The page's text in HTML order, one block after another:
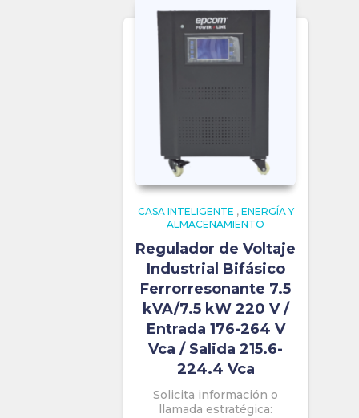
CASA INTELIGENTE , ENERGÍA Y
ALMACENAMIENTO
Regulador de Voltaje
Industrial Bifásico
Ferrorresonante 7.5
kVA/7.5 kW 220 V /
Entrada 176-264 V
Vca / Salida 215.6-
224.4 Vca
Solicita información o
llamada estratégica: